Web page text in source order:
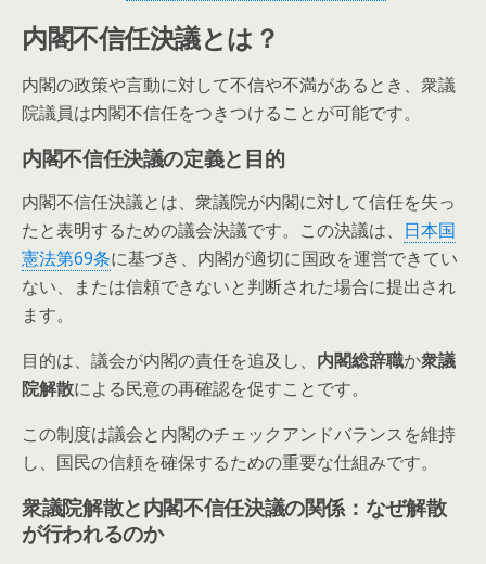
内閣不信任決議とは？
内閣の政策や言動に対して不信や不満があるとき、衆議
院議員は内閣不信任をつきつけることが可能です。
内閣不信任決議の定義と目的
内閣不信任決議とは、衆議院が内閣に対して信任を失っ
たと表明するための議会決議です。この決議は、 日本国
憲法第69条に基づき、内閣が適切に国政を運営できてい
ない、または信頼できないと判断された場合に提出され
ます。
目的は、議会が内閣の責任を追及し、 内閣総辞職か衆議
院解散による民意の再確認を促すことです。
この制度は議会と内閣のチェックアンドバランスを維持
し、国民の信頼を確保するための重要な仕組みです。
衆議院解散と内閣不信任決議の関係：なぜ解散
が行われるのか